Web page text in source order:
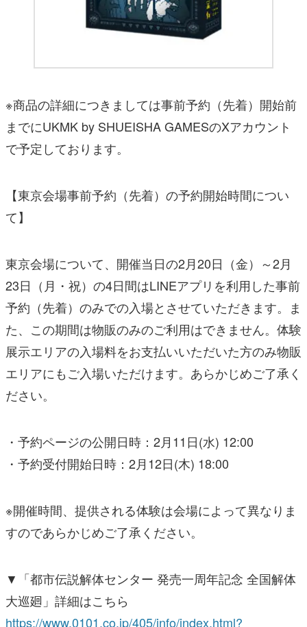
※商品の詳細につきましては事前予約（先着）開始前
までにUKMK by SHUEISHA GAMESのXアカウント
で予定しております。
【東京会場事前予約（先着）の予約開始時間につい
て】
東京会場について、開催当日の2月20日（金）～2月
23日（月・祝）の4日間はLINEアプリを利用した事前
予約（先着）のみでの入場とさせていただきます。ま
た、この期間は物販のみのご利用はできません。体験
展示エリアの入場料をお支払いいただいた方のみ物販
エリアにもご入場いただけます。あらかじめご了承く
ださい。
・予約ページの公開日時：2月11日(水) 12:00
・予約受付開始日時：2月12日(木) 18:00
※開催時間、提供される体験は会場によって異なりま
すのであらかじめご了承ください。
▼「都市伝説解体センター 発売一周年記念 全国解体
大巡廻」詳細はこちら
https://www.0101.co.jp/405/info/index.html?